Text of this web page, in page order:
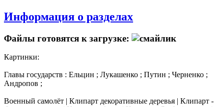
Информация о разделах
Файлы готовятся к загрузке:
Картинки:
Главы государств : Ельцин ; Лукашенко ; Путин ; Черненко ;
Андропов ;
Военный самолёт | Клипарт декоративные деревья | Клипарт -